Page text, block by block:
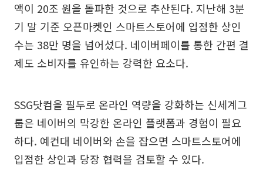
액이 20조 원을 돌파한 것으로 추산된다. 지난해 3분
기 말 기준 오픈마켓인 스마트스토어에 입점한 상인
수는 38만 명을 넘어섰다. 네이버페이를 통한 간편 결
제도 소비자를 유인하는 강력한 요소다.
SSG닷컴을 필두로 온라인 역량을 강화하는 신세계그
룹은 네이버의 막강한 온라인 플랫폼과 경험이 필요
하다. 예컨대 네이버와 손을 잡으면 스마트스토어에
입점한 상인과 당장 협력을 검토할 수 있다.